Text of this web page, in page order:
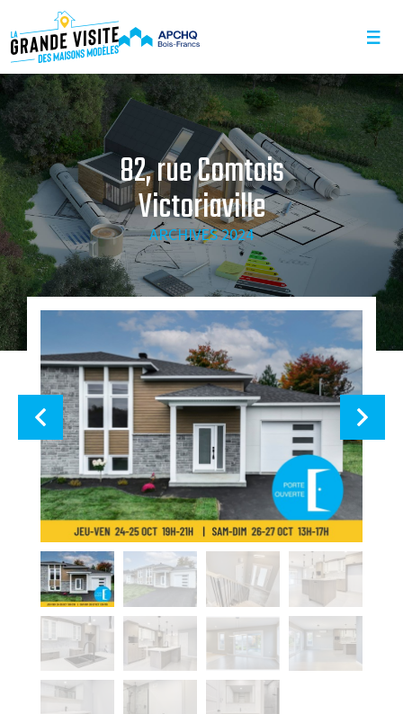
CONSEILS ET ASTUCES
ARCHIVES
CONTACTEZ-NOUS
82, rue Comtois
Victoriaville
ARCHIVES 2024